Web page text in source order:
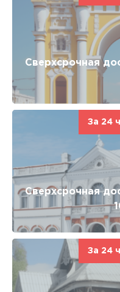
Сверхсрочная
За 24
Сверхсрочная
За 24